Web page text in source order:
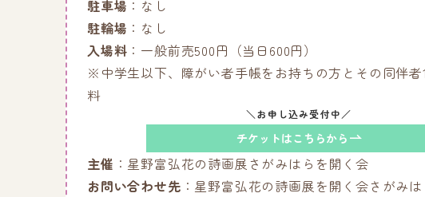
駐車場 ：なし
駐輪場 ：なし
入場料 ：一般前売500円（当日600円）
※中学生以下、障がい者手帳をお持ちの方とその同伴者
料
＼お申し込み受付中／
チケットはこちらから
主催 ：星野富弘花の詩画展さがみはらを開く会
お問い合わせ先 ：星野富弘花の詩画展を開く会さがみ